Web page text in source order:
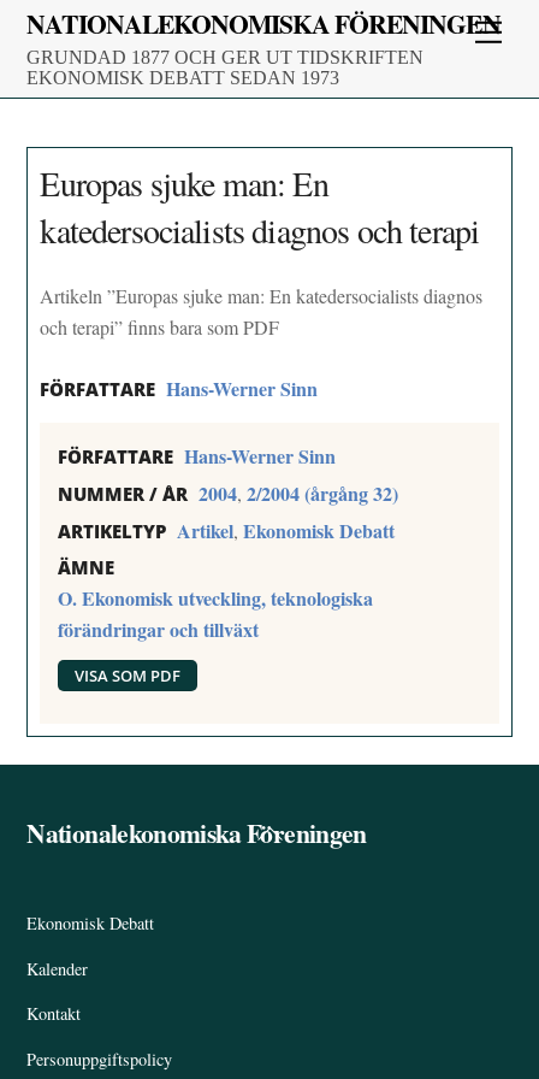
Skip
content
NATIONALEKONOMISKA FÖRENINGEN
GRUNDAD 1877 OCH GER UT TIDSKRIFTEN
EKONOMISK DEBATT SEDAN 1973
Europas sjuke man: En
katedersocialists diagnos och terapi
Artikeln ”Europas sjuke man: En katedersocialists diagnos
och terapi” finns bara som PDF
FÖRFATTARE Hans-Werner Sinn
FÖRFATTARE Hans-Werner Sinn
NUMMER / ÅR 2004,2/2004 (årgång 32)
ARTIKELTYP Artikel,Ekonomisk Debatt
ÄMNE
O. Ekonomisk utveckling, teknologiska
förändringar och tillväxt
VISA SOM PDF
Back
Nationalekonomiska Föreningen
Ekonomisk Debatt
Kalender
Kontakt
Personuppgiftspolicy